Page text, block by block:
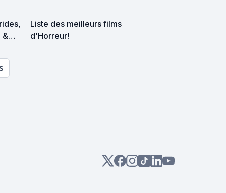
&
Liste des meilleurs films
d'Horreur!